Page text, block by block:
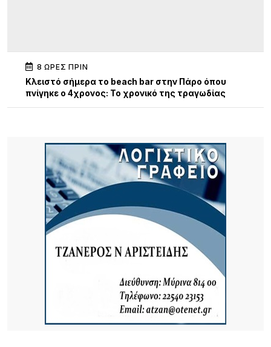
8 ΏΡΕΣ ΠΡΙΝ
Κλειστό σήμερα το beach bar στην Πάρο όπου
πνίγηκε ο 4χρονος: Το χρονικό της τραγωδίας
παράδοση, γεύσεις και ανθρώπους
8 ΏΡΕΣ ΠΡΙΝ
Τρεις συλλήψεις σε Λέσβο και Κορινθία για
πρόκληση πυρκαγιών από αμέλεια
8 ΏΡΕΣ ΠΡΙΝ
Καιρός: Ζέστη με 32 βαθμούς και ισχυροί βοριάδες
έως 7 μποφόρ σήμερα 9/8
Αποκαθίσταται σταδιακά η υδροδότηση στο